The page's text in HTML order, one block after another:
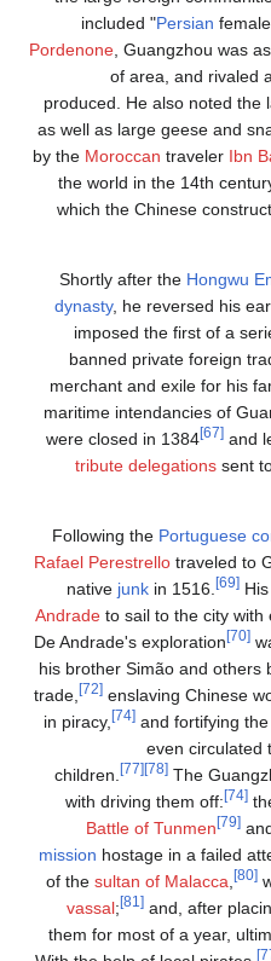
included "
Pordenone,
of area,
produced. He also
as well as large
by theMoroccan
the world in the
which the Chinese
Shortly after the
dynasty, he
imposed the
banned private
merchant and exile
maritime
were closed in 1384
tribute
Following the
Rafael Perestrello
nativejunk in
Andradeto sail to the
De Andrade's
his brother Simão
trade,
enslaving
in piracy,
[74]and
even
children.
The
with driving them
Battle of
missionhostage in a
of thesultan of
vassal
[81]and,
them for most of a